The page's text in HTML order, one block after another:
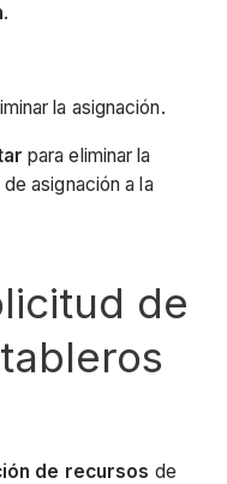
.
la asignación.
para eliminar la
asignación a la
de
de recursos de